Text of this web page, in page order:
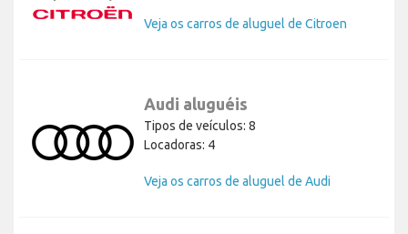
Veja os carros de aluguel de Citroen
Audi aluguéis
Tipos de veículos: 8
Locadoras: 4
Veja os carros de aluguel de Audi